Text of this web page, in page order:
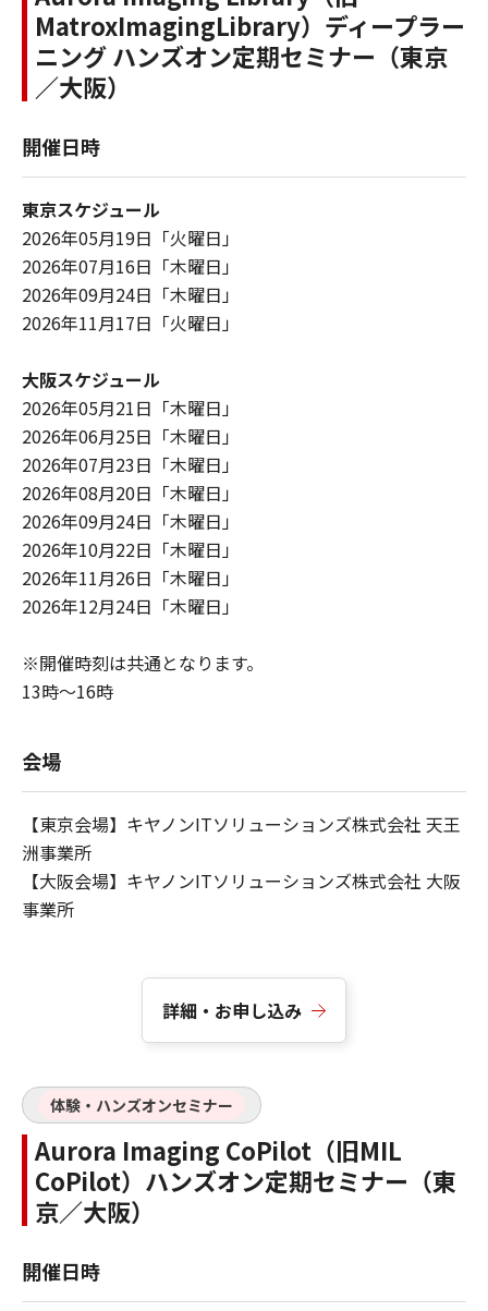
MatroxImagingLibrary）ディープラー
ニング ハンズオン定期セミナー（東京
／大阪）
開催日時
東京スケジュール
2026年05月19日「火曜日」
2026年07月16日「木曜日」
2026年09月24日「木曜日」
2026年11月17日「火曜日」
大阪スケジュール
2026年05月21日「木曜日」
2026年06月25日「木曜日」
2026年07月23日「木曜日」
2026年08月20日「木曜日」
2026年09月24日「木曜日」
2026年10月22日「木曜日」
2026年11月26日「木曜日」
2026年12月24日「木曜日」
※開催時刻は共通となります。
13時～16時
会場
【東京会場】キヤノンITソリューションズ株式会社 天王
洲事業所
【大阪会場】キヤノンITソリューションズ株式会社 大阪
事業所
詳細・お申し込み
体験・ハンズオンセミナー
Aurora Imaging CoPilot（旧MIL
CoPilot）ハンズオン定期セミナー（東
京／大阪）
開催日時